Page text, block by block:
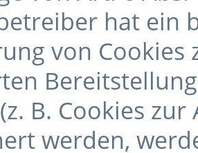
hat ein
von
B. Cookies
werden,